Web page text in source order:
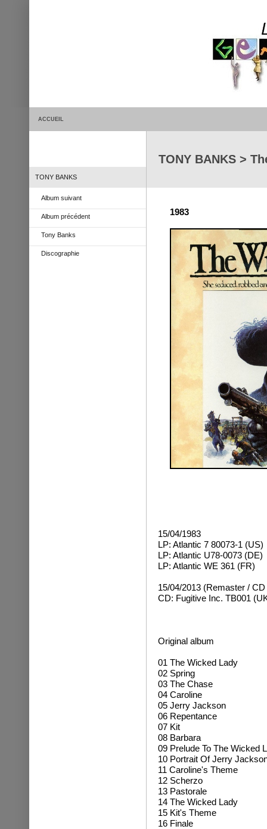
ACCUEIL
TONY BANKS
Album suivant
Album précédent
Tony Banks
Discographie
TONY BANKS >
1983
15/04/1983
LP: Atlantic 7 80073-1 (US)
LP: Atlantic U78-0073 (DE)
LP: Atlantic WE 361 (FR)
15/04/2013 (Remaster /
CD: Fugitive Inc. TB001
Original album
01 The Wicked Lady
02 Spring
03 The Chase
04 Caroline
05 Jerry Jackson
06 Repentance
07 Kit
08 Barbara
09 Prelude To The Wicked
10 Portrait Of Jerry
11 Caroline's Theme
12 Scherzo
13 Pastorale
14 The Wicked Lady
15 Kit's Theme
16 Finale